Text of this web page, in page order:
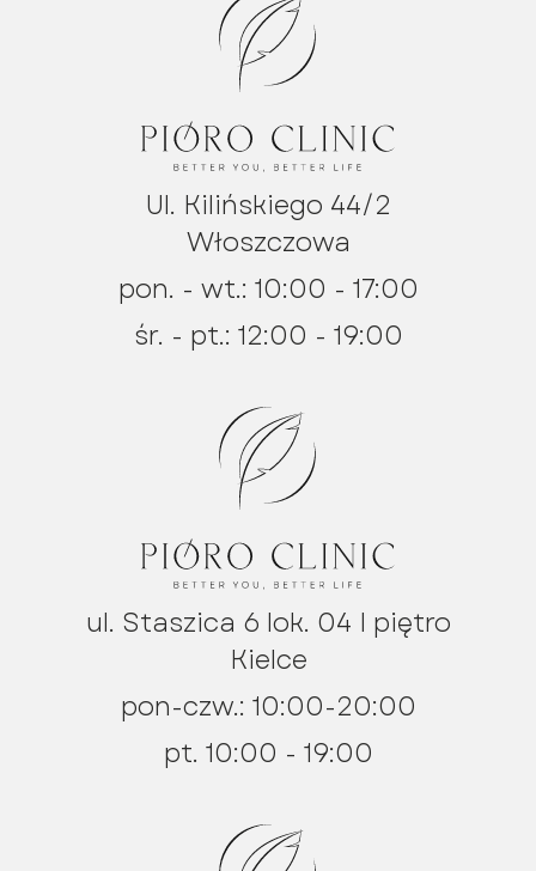
Ul. Kilińskiego 44/2
Włoszczowa
pon. - wt.: 10:00 - 17:00
śr. - pt.: 12:00 - 19:00
ul. Staszica 6 lok. 04 I piętro
Kielce
pon-czw.: 10:00-20:00
pt. 10:00 - 19:00